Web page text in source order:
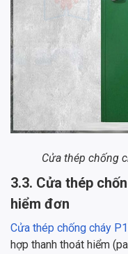
Cửa thép chống
3.3. Cửa thép
hiểm đơn
Cửa thép chống cháy
hợp thanh thoát hiểm